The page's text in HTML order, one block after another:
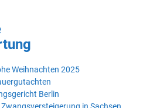
Weihnachten 2025
Berlin